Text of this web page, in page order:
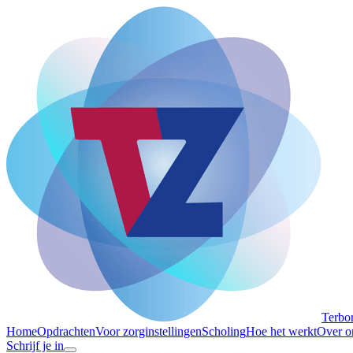
HomeOpdrachtenVoor zorginstellingenScholingHoe het werktOver
Schrijf je in